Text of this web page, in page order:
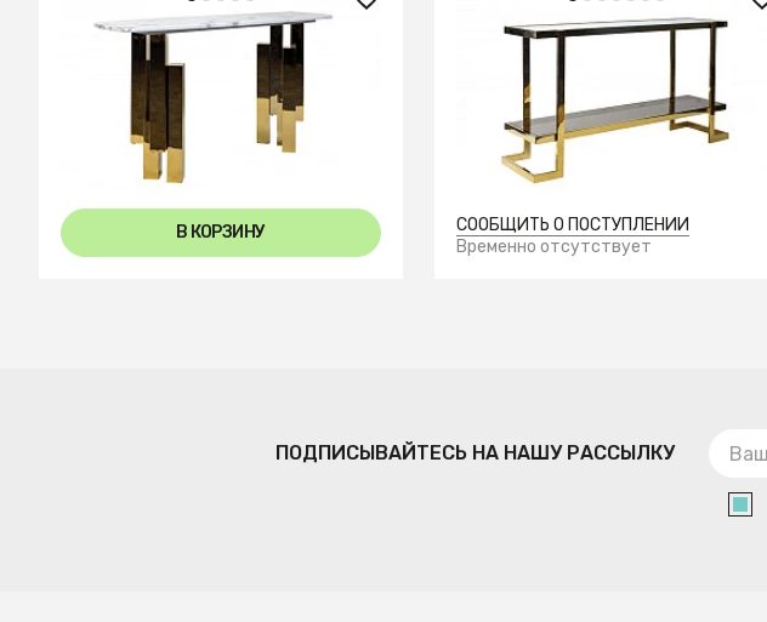
87 990 ₽
Консоль Round Gold
0.79x1.5x0.45м
В КОРЗИНУ
65 990 ₽
Консоль Dual 0.78x1.4x0.36м
СООБЩИТЬ О ПОСТУПЛЕНИИ
Временно отсутствует
ПОДПИСЫВАЙТЕСЬ НА НАШУ РАССЫЛКУ